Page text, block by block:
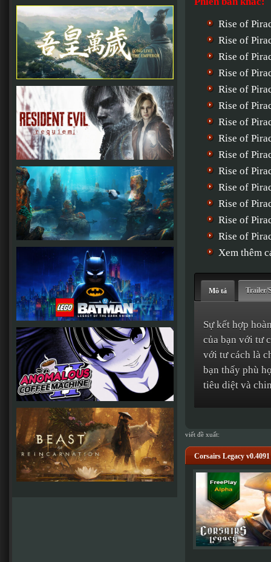
Rise of
Rise of
Rise of
Rise of
Rise of
Rise of
Rise of
Rise of
Rise of
Rise of
Rise of
Rise of
Rise of
Rise of
Xem thêm
Mô tả Trailer/
Sự kết hợp
của bạn với tư
với tư cách là
bạn thấy phù
tiêu diệt và
viết đề xuất:
Corsairs Legacy